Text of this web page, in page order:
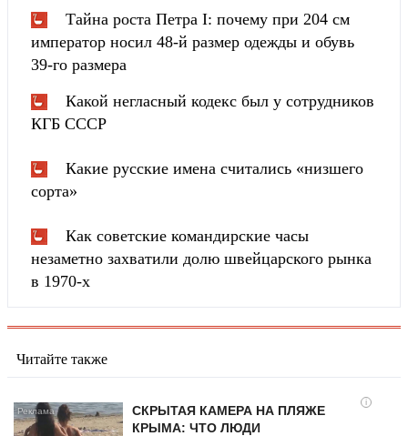
Тайна роста Петра I: почему при 204 см
император носил 48-й размер одежды и обувь
39-го размера
Какой негласный кодекс был у сотрудников
КГБ СССР
Какие русские имена считались «низшего
сорта»
Как советские командирские часы
незаметно захватили долю швейцарского рынка
в 1970-х
Читайте также
i
СКРЫТАЯ КАМЕРА НА ПЛЯЖЕ
КРЫМА: ЧТО ЛЮДИ